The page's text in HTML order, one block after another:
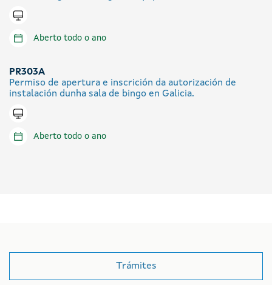
Tramitar en liña
Aberto todo o ano
PR303A
Permiso de apertura e inscrición da autorización de
instalación dunha sala de bingo en Galicia.
Tramitar en liña
Aberto todo o ano
Trámites